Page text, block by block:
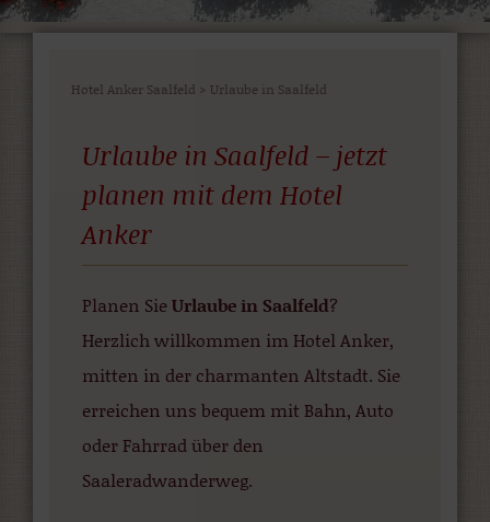
Hotel Anker Saalfeld > Urlaube in Saalfeld
Urlaube in Saalfeld – jetzt
planen mit dem Hotel
Anker
Planen SieUrlaube in Saalfeld?
Herzlich willkommen im Hotel Anker,
mitten in der charmanten Altstadt. Sie
erreichen uns bequem mit Bahn, Auto
oder Fahrrad über den
Saaleradwanderweg.